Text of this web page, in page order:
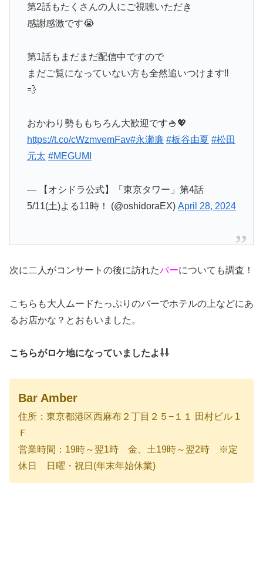
第2話もたくさんの人にご視聴いただき
感謝感激です😭
第1話もまだまだ配信中ですので
まだご覧になっていない方も全然追いつけます‼︎
💨
おかわり勢ももちろん大歓迎です🍚💖
https://t.co/cWzmvemFav#永瀬廉 #板谷由夏 #松田
元太 #MEGUMI
— 【オシドラ公式】「東京タワー」第4話
5/11(土)よる11時！ (@oshidoraEX) April 28, 2024
次に二人がコンサートの後に訪れたバーについても調査！
こちらも大人ムードたっぷりのバーでホテルの上などにあ
るお店かな？とおもいました。
こちらがロケ地になっていましたよ⇩⇩
Bar Amber
住所：東京都港区西麻布２丁目２５−１１ 田村ビル 1
Ｆ
営業時間：19時～翌1時 金、土19時～翌2時 ※定
休日 日曜・祝日(年末年始休業)